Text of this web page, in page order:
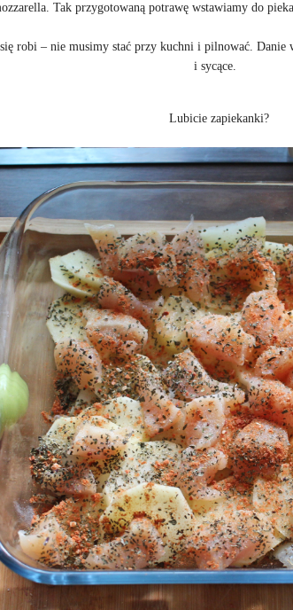
Tak przygotowaną potrawę wstawiamy do
robi – nie musimy stać przy kuchni i pilnować. Danie
i sycące.
Lubicie zapiekanki?